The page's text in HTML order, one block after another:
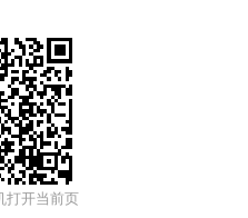
打开当前页